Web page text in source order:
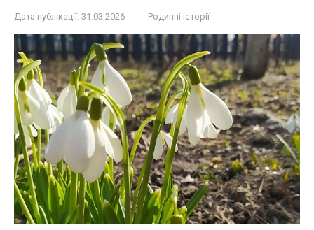
Дата публікації: 31.03.2026 Родинні історії